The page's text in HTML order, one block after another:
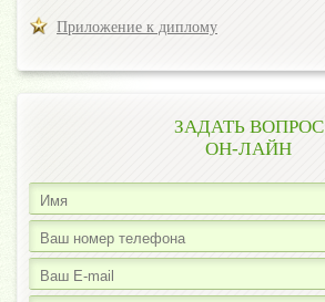
Приложение к диплому
ЗАДАТЬ ВОПРОС
ОН-ЛАЙН